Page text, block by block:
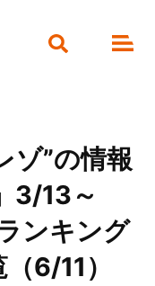
ゾ”の情報
3/13～
ンキング
6/11）